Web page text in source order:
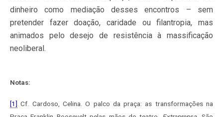
dinheiro como mediação desses encontros – sem
pretender fazer doação, caridade ou filantropia, mas
animados pelo desejo de resistência à massificação
neoliberal.
Notas:
[1] Cf. Cardoso, Celina. O palco da praça: as transformações na